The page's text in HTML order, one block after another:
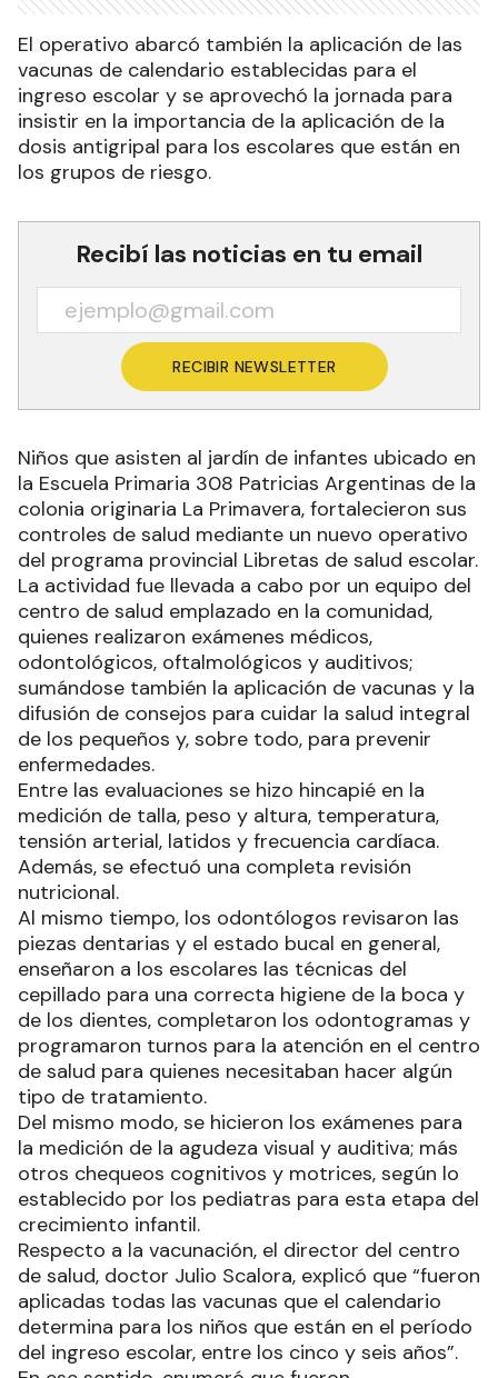
El operativo abarcó también la aplicación de las
vacunas de calendario establecidas para el
ingreso escolar y se aprovechó la jornada para
insistir en la importancia de la aplicación de la
dosis antigripal para los escolares que están en
los grupos de riesgo.
Recibí las noticias en tu email
RECIBIR NEWSLETTER
Niños que asisten al jardín de infantes ubicado en
la Escuela Primaria 308 Patricias Argentinas de la
colonia originaria La Primavera, fortalecieron sus
controles de salud mediante un nuevo operativo
del programa provincial Libretas de salud escolar.
La actividad fue llevada a cabo por un equipo del
centro de salud emplazado en la comunidad,
quienes realizaron exámenes médicos,
odontológicos, oftalmológicos y auditivos;
sumándose también la aplicación de vacunas y la
difusión de consejos para cuidar la salud integral
de los pequeños y, sobre todo, para prevenir
enfermedades.
Entre las evaluaciones se hizo hincapié en la
medición de talla, peso y altura, temperatura,
tensión arterial, latidos y frecuencia cardíaca.
Además, se efectuó una completa revisión
nutricional.
Al mismo tiempo, los odontólogos revisaron las
piezas dentarias y el estado bucal en general,
enseñaron a los escolares las técnicas del
cepillado para una correcta higiene de la boca y
de los dientes, completaron los odontogramas y
programaron turnos para la atención en el centro
de salud para quienes necesitaban hacer algún
tipo de tratamiento.
Del mismo modo, se hicieron los exámenes para
la medición de la agudeza visual y auditiva; más
otros chequeos cognitivos y motrices, según lo
establecido por los pediatras para esta etapa del
crecimiento infantil.
Respecto a la vacunación, el director del centro
de salud, doctor Julio Scalora, explicó que “fueron
aplicadas todas las vacunas que el calendario
determina para los niños que están en el período
del ingreso escolar, entre los cinco y seis años”.